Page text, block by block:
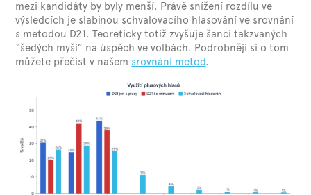
mezi kandidáty by byly menší. Právě snížení rozdílu ve
výsledcích je slabinou schvalovacího hlasování ve srovnání
s metodou D21. Teoreticky totiž zvyšuje šanci takzvaných
“šedých myší” na úspěch ve volbách. Podrobněji si o tom
můžete přečíst v našem srovnání metod.